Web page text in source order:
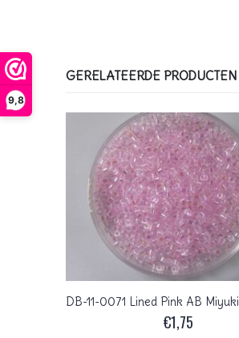
9,8
GERELATEERDE PRODUCTEN
€1,75